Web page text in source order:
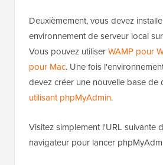
Deuxièmement, vous devez
environnement de serveur local
Vous pouvez utiliserWAMP pour
pour Mac. Une fois
devez créer une nouvelle base de
utilisant phpMyAdmin.
Visitez simplement l'URL suivante
navigateur pour lancer